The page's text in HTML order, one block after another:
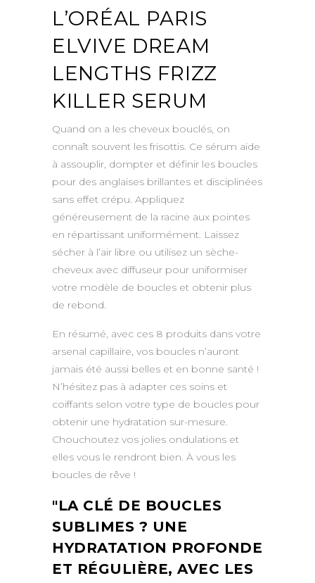
L’ORÉAL PARIS
ELVIVE DREAM
LENGTHS FRIZZ
KILLER SERUM
Quand on a les cheveux bouclés, on
connaît souvent les frisottis. Ce sérum aide
à assouplir, dompter et définir les boucles
pour des anglaises brillantes et disciplinées
sans effet crépu. Appliquez
généreusement de la racine aux pointes
en répartissant uniformément. Laissez
sécher à l’air libre ou utilisez un sèche-
cheveux avec diffuseur pour uniformiser
votre modèle de boucles et obtenir plus
de rebond.
En résumé, avec ces 8 produits dans votre
arsenal capillaire, vos boucles n’auront
jamais été aussi belles et en bonne santé !
N’hésitez pas à adapter ces soins et
coiffants selon votre type de boucles pour
obtenir une hydratation sur-mesure.
Chouchoutez vos jolies ondulations et
elles vous le rendront bien. À vous les
boucles de rêve !
LA CLÉ DE BOUCLES
SUBLIMES ? UNE
HYDRATATION PROFONDE
ET RÉGULIÈRE, AVEC LES